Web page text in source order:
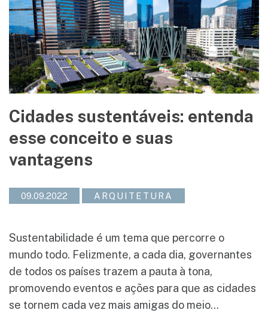
Cidades sustentáveis: entenda
esse conceito e suas
vantagens
09.09.2022 ARQUITETURA
Sustentabilidade é um tema que percorre o
mundo todo. Felizmente, a cada dia, governantes
de todos os países trazem a pauta à tona,
promovendo eventos e ações para que as cidades
se tornem cada vez mais amigas do meio...